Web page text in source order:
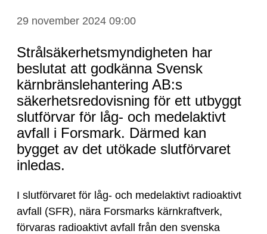
Nu
får
utbyggnaden
av
slutförvaret
för
avfall
från
avvecklade
reaktorer
påbörjas
29 november 2024 09:00
Strålsäkerhetsmyndigheten har
beslutat att godkänna Svensk
kärnbränslehantering AB:s
säkerhetsredovisning för ett utbyggt
slutförvar för låg- och medelaktivt
avfall i Forsmark. Därmed kan
bygget av det utökade slutförvaret
inledas.
I slutförvaret för låg- och medelaktivt radioaktivt
avfall (SFR), nära Forsmarks kärnkraftverk,
förvaras radioaktivt avfall från den svenska